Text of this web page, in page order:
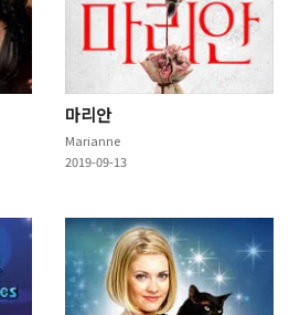
마리안
Marianne
2019-09-13